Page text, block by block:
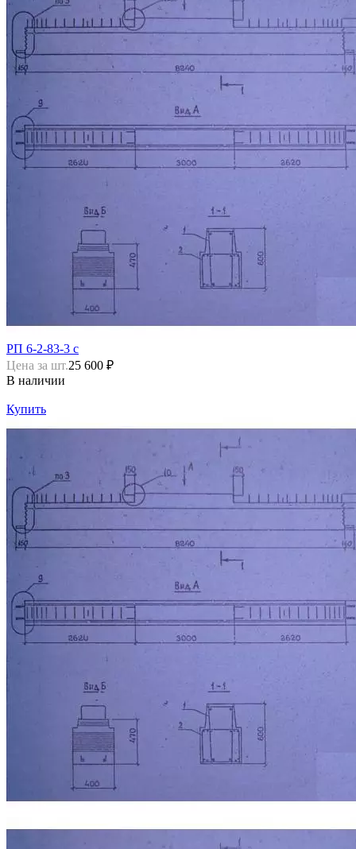
РП 6-2-83-3 с
Цена за шт.25 600 ₽
В наличии
Купить